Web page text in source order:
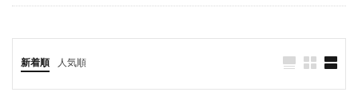
新着順 人気順